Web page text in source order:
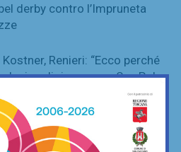
derby contro l’Impruneta
Renieri: “Ecco perché
deciso di rimanere a San Polo
protagonista ai
Italiani di Lifesaving: